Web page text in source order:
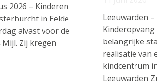
2026 – Kinderen
in Eelde
alvast voor de
Mijl. Zij kregen
Leeuwarden –
Kinderopvang
belangrijke
realisatie van
kindcentrum
Leeuwarden